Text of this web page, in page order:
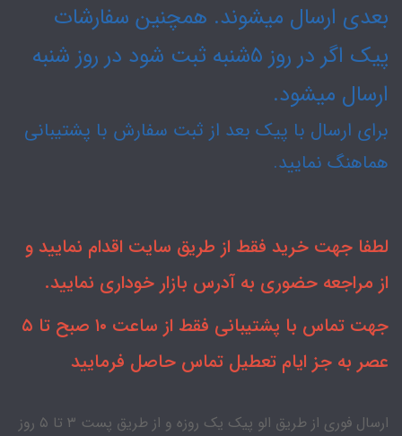
بعدی ارسال میشوند. همچنین سفارشات
پیک اگر در روز ۵شنبه ثبت شود در روز شنبه
ارسال میشود.
برای ارسال با پیک بعد از ثبت سفارش با پشتیبانی
هماهنگ نمایید.
لطفا جهت خرید فقط از طریق سایت اقدام نمایید و
از مراجعه حضوری به آدرس بازار خوداری نمایید.
جهت تماس با پشتیبانی فقط از ساعت ۱۰ صبح تا ۵
عصر به جز ایام تعطیل تماس حاصل فرمایید
ارسال فوری از طریق الو پیک یک روزه و از طریق پست ۳ تا ۵ روز